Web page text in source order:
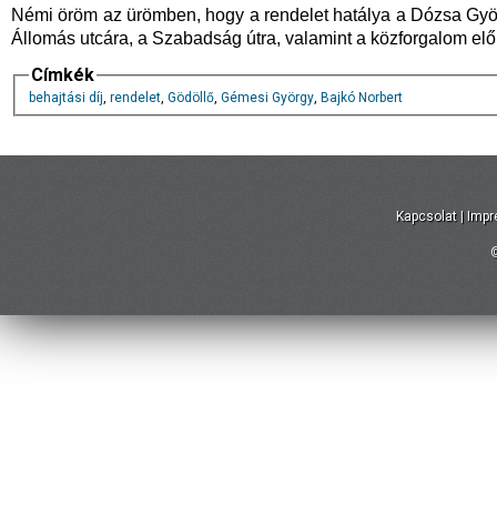
Némi öröm az ürömben, hogy a rendelet hatálya a Dózsa
Állomás utcára, a Szabadság útra, valamint a közforgalom
Címkék
behajtási díj, rendelet, Gödöllő, Gémesi György, Bajkó Norbert
Kapcsolat |